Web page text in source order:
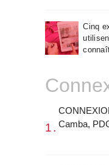
Cinq
Camba,